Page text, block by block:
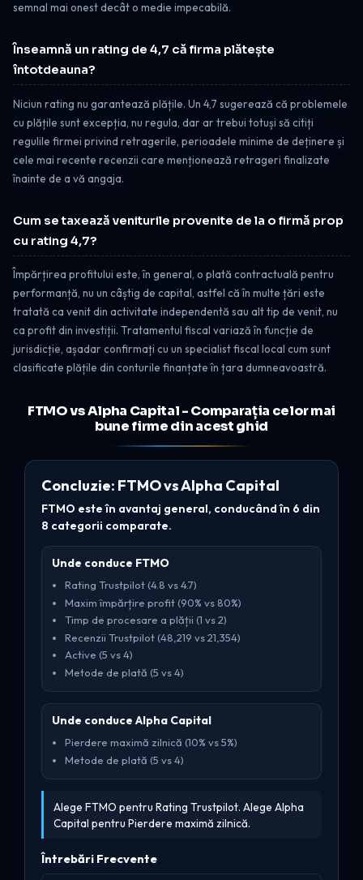
semnal mai onest decât o medie impecabilă.
Înseamnă un rating de 4,7 că firma plătește
întotdeauna?
Niciun rating nu garantează plățile. Un 4,7 sugerează că problemele
cu plățile sunt excepția, nu regula, dar ar trebui totuși să citiți
regulile firmei privind retragerile, perioadele minime de deținere și
cele mai recente recenzii care menționează retrageri finalizate
înainte de a vă angaja.
Cum se taxează veniturile provenite de la o firmă prop
cu rating 4,7?
Împărțirea profitului este, în general, o plată contractuală pentru
performanță, nu un câștig de capital, astfel că în multe țări este
tratată ca venit din activitate independentă sau alt tip de venit, nu
ca profit din investiții. Tratamentul fiscal variază în funcție de
jurisdicție, așadar confirmați cu un specialist fiscal local cum sunt
clasificate plățile din conturile finanțate în țara dumneavoastră.
FTMO vs Alpha Capital - Comparația celor mai
bune firme din acest ghid
Concluzie: FTMO vs Alpha Capital
FTMO este în avantaj general, conducând în 6 din
8 categorii comparate.
Unde conduce FTMO
Rating Trustpilot (4.8 vs 4.7)
Maxim împărțire profit (90% vs 80%)
Timp de procesare a plății (1 vs 2)
Recenzii Trustpilot (48,219 vs 21,354)
Active (5 vs 4)
Metode de plată (5 vs 4)
Unde conduce Alpha Capital
Pierdere maximă zilnică (10% vs 5%)
Metode de plată (5 vs 4)
Alege FTMO pentru Rating Trustpilot. Alege Alpha
Capital pentru Pierdere maximă zilnică.
Întrebări Frecvente